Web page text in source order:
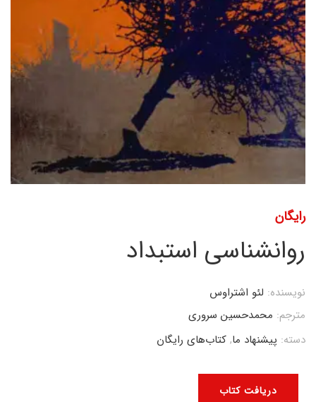
رایگان
روانشناسی استبداد
دریافت کتاب
نویسنده: لئو اشتراوس
مترجم: محمدحسین سروری
دسته: پیشنهاد ما, کتاب‌های رایگان